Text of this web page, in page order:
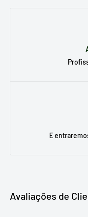
E
Avaliações de